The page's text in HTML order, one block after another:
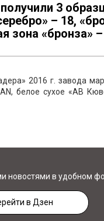
3
– 18,
зона «бронза»
2016 г. завода
белое сухое «АВ
новостями в удобном
в Дзен